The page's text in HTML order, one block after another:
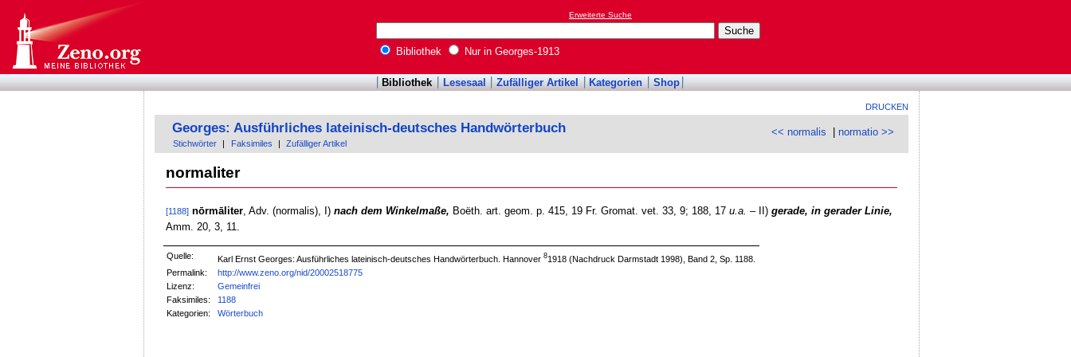
Erweiterte Suche
Bibliothek Nur in Georges-1913
Bibliothek Lesesaal Zufälliger Artikel Kategorien Shop
DRUCKEN
<< normalis |normatio >>
Georges: Ausführliches lateinisch-deutsches Handwörterbuch
Stichwörter Faksimiles Zufälliger Artikel
normaliter
[1188] nōrmāliter, Adv. (normalis), I) nach dem Winkelmaße, Boëth. art. geom. p. 415, 19 Fr. Gromat. vet. 33, 9; 188, 17 u.a. – II) gerade, in gerader Linie,
Amm. 20, 3, 11.
Quelle: Karl Ernst Georges: Ausführliches lateinisch-deutsches Handwörterbuch. Hannover81918 (Nachdruck Darmstadt 1998), Band 2, Sp. 1188.
Permalink:
http://www.zeno.org/nid/20002518775
Lizenz:
Gemeinfrei
Faksimiles:
1188
Kategorien:
Wörterbuch